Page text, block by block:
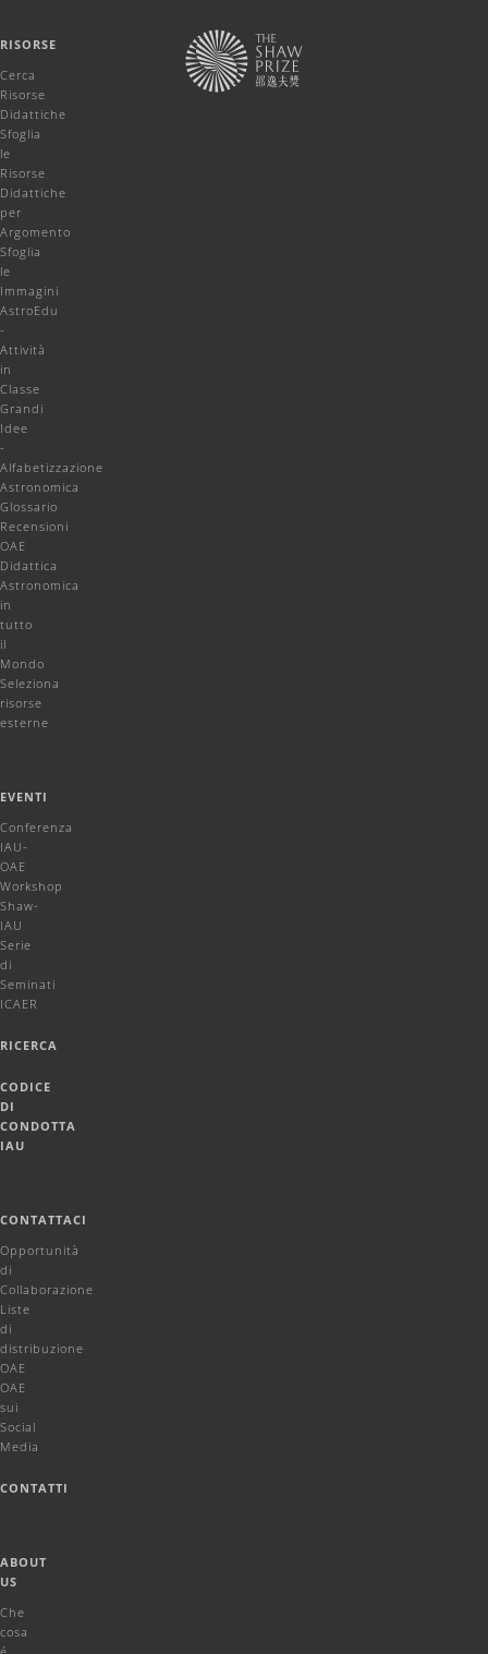
RISORSE
Cerca
Risorse
Didattiche
Sfoglia
le
Risorse
Didattiche
per
Argomento
Sfoglia
le
Immagini
AstroEdu
-
Attività
in
Classe
Grandi
Idee
-
Alfabetizzazione
Astronomica
Glossario
Recensioni
OAE
Didattica
Astronomica
in
tutto
il
Mondo
Seleziona
risorse
esterne
EVENTI
Conferenza
IAU-
OAE
Workshop
Shaw-
IAU
Serie
di
Seminati
ICAER
RICERCA
CODICE
DI
CONDOTTA
IAU
CONTATTACI
Opportunità
di
Collaborazione
Liste
di
distribuzione
OAE
OAE
sui
Social
Media
CONTATTI
ABOUT
US
Che
cosa